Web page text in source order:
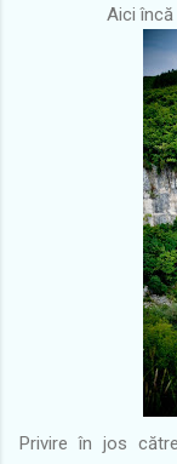
Aici încă
Privire în jos